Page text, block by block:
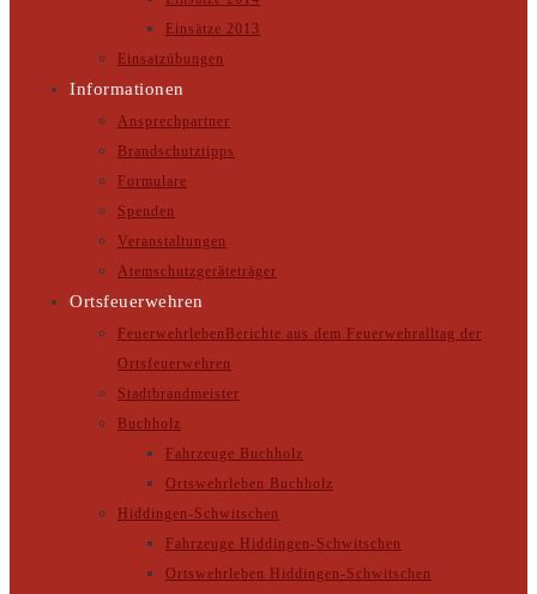
Einsätze 2013
Einsatzübungen
Informationen
Ansprechpartner
Brandschutztipps
Formulare
Spenden
Veranstaltungen
Atemschutzgeräteträger
Ortsfeuerwehren
Feuerwehrleben Berichte aus dem Feuerwehralltag der
Ortsfeuerwehren
Stadtbrandmeister
Buchholz
Fahrzeuge Buchholz
Ortswehrleben Buchholz
Hiddingen-Schwitschen
Fahrzeuge Hiddingen-Schwitschen
Ortswehrleben Hiddingen-Schwitschen